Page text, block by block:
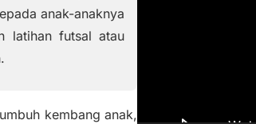
anak-anaknya
latihan futsal atau
kembang anak,